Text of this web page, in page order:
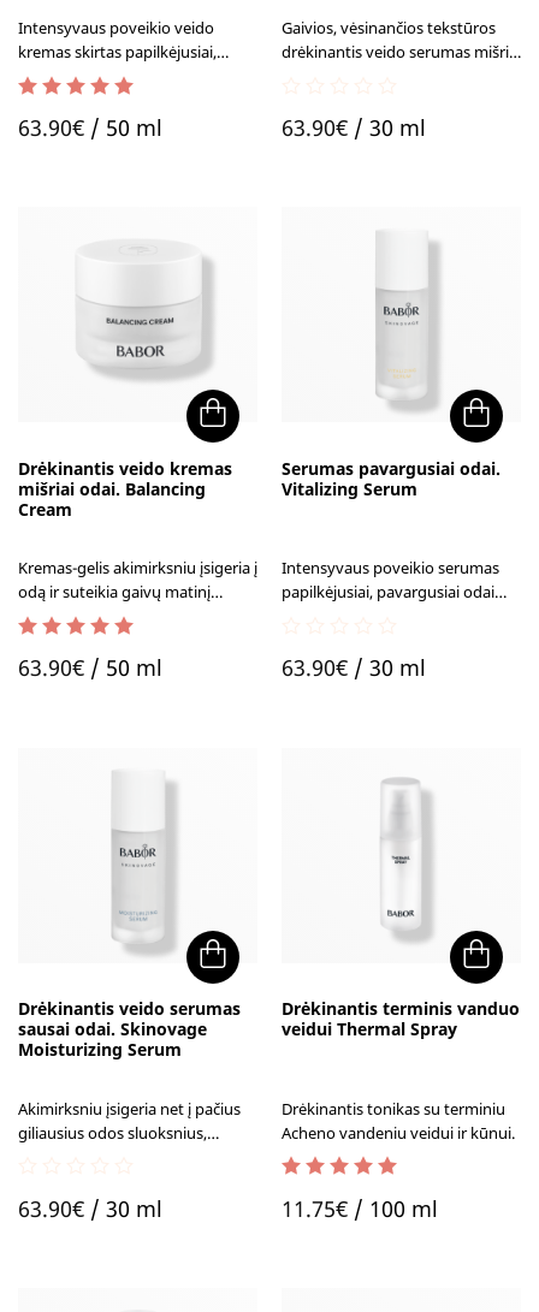
Intensyvaus poveikio veido
kremas skirtas papilkėjusiai,
pavargusiai odai. Akimirksniu
suteikia gyvybingumo ir
jaunatviško spindesio.
out of 5
63.90€/ 50 ml
Gaivios, vėsinančios tekstūros
drėkinantis veido serumas mišriai
blizgesį, Reguliariai naudojant
out
63.90€/ 30 ml
Drėkinantis veido kremas
mišriai odai. Balancing
Cream
Kremas-gelis akimirksniu įsigeria į
odą ir suteikia gaivų matinį
efektą, kartu intensyviai ją
drėkindamas ir gerindamas
drėgmės išlaikymą odoje.
out of 5
63.90€/ 50 ml
Serumas pavargusiai odai.
Vitalizing Serum
Intensyvaus poveikio serumas
papilkėjusiai, pavargusiai odai
spindesio.
out
63.90€/ 30 ml
Drėkinantis veido serumas
sausai odai. Skinovage
Moisturizing Serum
Akimirksniu įsigeria net į pačius
giliausius odos sluoksnius,
susijusį tempimo jausmą.
out
63.90€/ 30 ml
Drėkinantis terminis vanduo
veidui Thermal Spray
Drėkinantis tonikas su terminiu
Acheno vandeniu veidui ir kūnui.
out of 5
11.75€/ 100 ml